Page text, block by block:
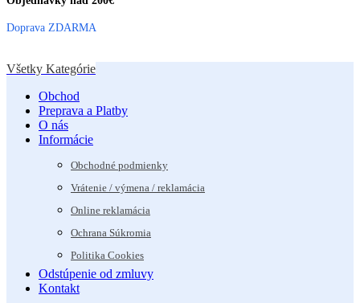
Doprava ZDARMA
Všetky Kategórie
Obchod
Preprava a Platby
O nás
Informácie
Obchodné podmienky
Vrátenie / výmena / reklamácia
Online reklamácia
Ochrana Súkromia
Politika Cookies
Odstúpenie od zmluvy
Kontakt